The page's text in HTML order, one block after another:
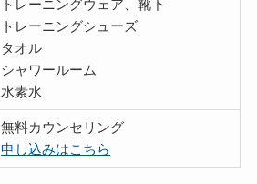
トレーニングウェア、靴下
トレーニングシューズ
タオル
シャワールーム
水素水
無料カウンセリング
申し込みはこちら